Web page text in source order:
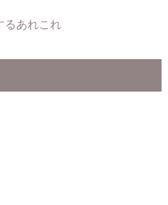
るあれこれ